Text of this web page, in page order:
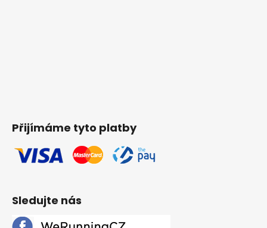
Přijímáme tyto platby
Sledujte nás